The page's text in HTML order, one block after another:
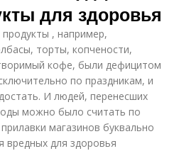
для здоровья
, например,
торты, копчености,
кофе, были дефицитом
по праздникам, и
И людей, перенесших
можно было считать по
магазинов буквально
вредных для здоровья